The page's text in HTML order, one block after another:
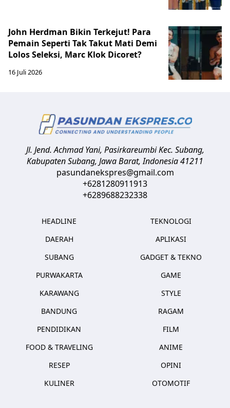
John Herdman Bikin Terkejut! Para
Pemain Seperti Tak Takut Mati Demi
Lolos Seleksi, Marc Klok Dicoret?
16 Juli 2026
Jl. Jend. Achmad Yani, Pasirkareumbi Kec. Subang,
Kabupaten Subang, Jawa Barat,Indonesia41211
pasundanekspres@gmail.com
+6281280911913
+6289688232338
HEADLINE
DAERAH
SUBANG
PURWAKARTA
KARAWANG
BANDUNG
PENDIDIKAN
FOOD & TRAVELING
RESEP
KULINER
TEKNOLOGI
APLIKASI
GADGET & TEKNO
GAME
STYLE
RAGAM
FILM
ANIME
OPINI
OTOMOTIF